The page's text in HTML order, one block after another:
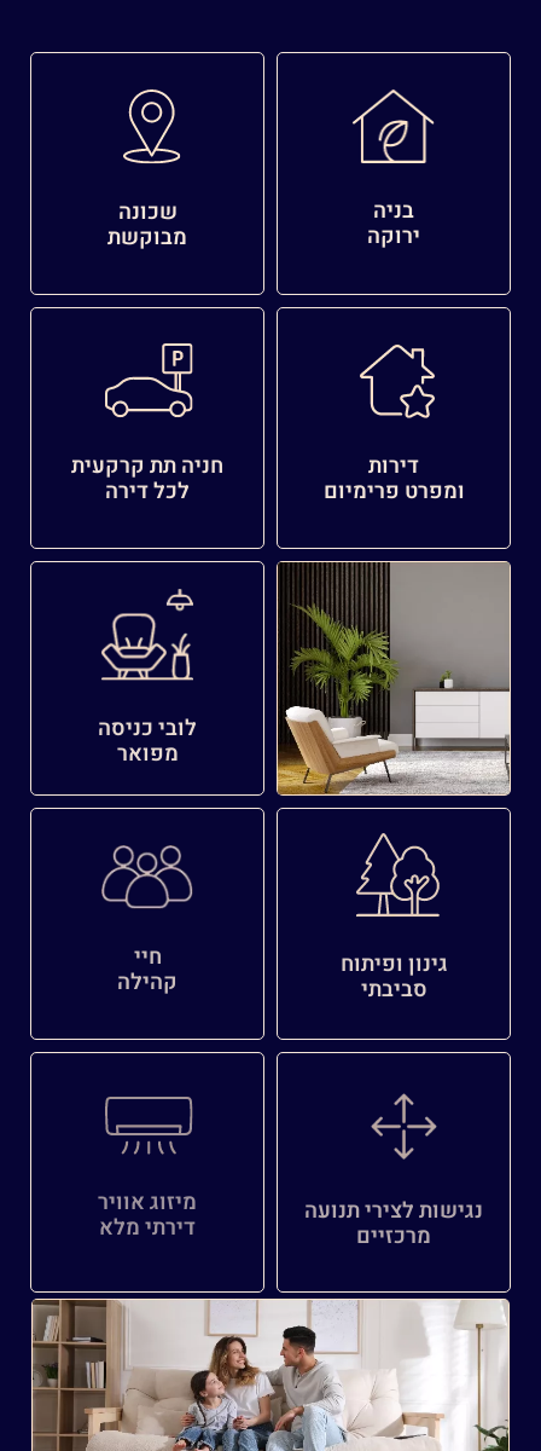
בניה
ירוקה
שכונה
מבוקשת
דירות
ומפרט פרימיום
חניה תת קרקעית
לכל דירה
לובי כניסה
מפואר
גינון ופיתוח
סביבתי
חיי
קהילה
נגישות לצירי תנועה
מרכזיים
מיזוג אוויר
דירתי מלא